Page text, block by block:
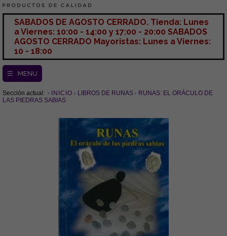
SABADOS DE AGOSTO CERRADO. Tienda: Lunes
a Viernes: 10:00 - 14:00 y 17:00 - 20:00 SABADOS
AGOSTO CERRADO Mayoristas: Lunes a Viernes:
10 - 18:00
☰ MENU
Sección actual: INICIO LIBROS DE RUNAS
RUNAS: EL ORÁCULO DE
LAS PIEDRAS SABIAS